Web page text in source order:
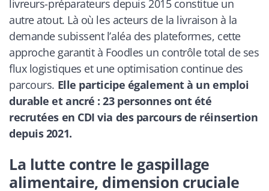
livreurs-préparateurs depuis 2015 constitue un
autre atout. Là où les acteurs de la livraison à la
demande subissent l’aléa des plateformes, cette
approche garantit à Foodles un contrôle total de ses
flux logistiques et une optimisation continue des
parcours. Elle participe également à un emploi
durable et ancré : 23 personnes ont été
recrutées en CDI via des parcours de réinsertion
depuis 2021.
La lutte contre le gaspillage
alimentaire, dimension cruciale